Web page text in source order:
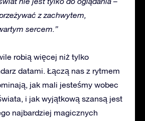
z zachwytem,
sercem.”
robią więcej niż tylko
datami. Łączą nas z rytmem
jak mali jesteśmy wobec
i jak wyjątkową szansą jest
najbardziej magicznych